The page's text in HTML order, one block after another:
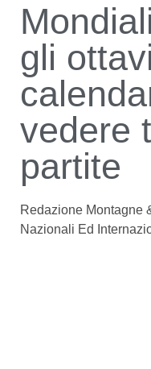
gli
vedere
partite
Redazione Montagne
Nazionali Ed